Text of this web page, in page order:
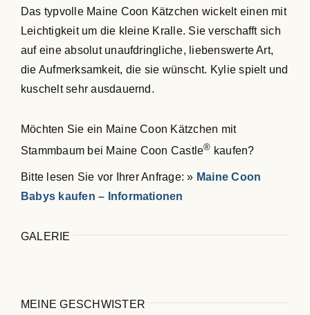
Das typvolle Maine Coon Kätzchen wickelt einen mit
Leichtigkeit um die kleine Kralle. Sie verschafft sich
auf eine absolut unaufdringliche, liebenswerte Art,
die Aufmerksamkeit, die sie wünscht. Kylie spielt und
kuschelt sehr ausdauernd.
Möchten Sie ein Maine Coon Kätzchen mit
Stammbaum bei Maine Coon Castle® kaufen?
Bitte lesen Sie vor Ihrer Anfrage: » Maine Coon
Babys kaufen – Informationen
GALERIE
MEINE GESCHWISTER